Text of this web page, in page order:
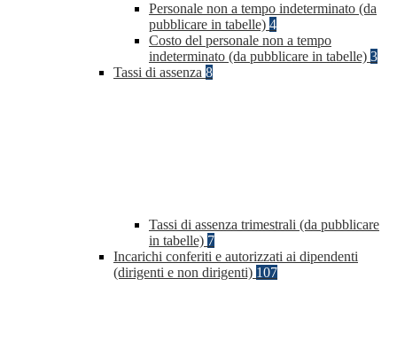
Personale non a tempo indeterminato (da
pubblicare in tabelle) 4
Costo del personale non a tempo
indeterminato (da pubblicare in tabelle) 3
Tassi di assenza 8
Tassi di assenza trimestrali (da pubblicare
in tabelle) 7
Incarichi conferiti e autorizzati ai dipendenti
(dirigenti e non dirigenti) 107